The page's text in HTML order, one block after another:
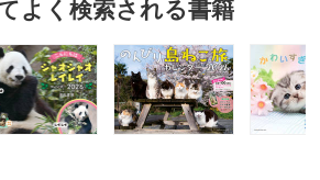
よく検索される書籍